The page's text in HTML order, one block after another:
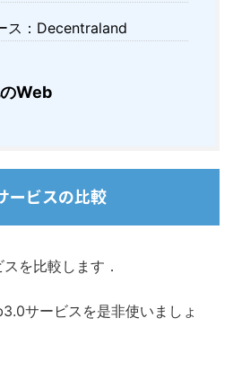
ス：Decentraland
Web
ービスの比較
を比較します．
サービスを是非使いましょ